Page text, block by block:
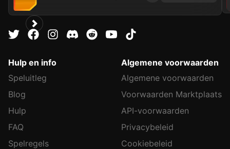
Hulp en info
Speluitleg
Blog
Hulp
FAQ
Spelregels
Algemene voorwaarden
Algemene voorwaarden
Voorwaarden Marktplaats
API-voorwaarden
Privacybeleid
Cookiebeleid